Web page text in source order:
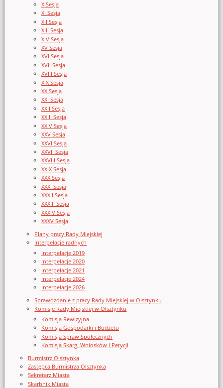
X Sesja
XI Sesja
XII Sesja
XIII Sesja
XIV Sesja
XV Sesja
XVI Sesja
XVII Sesja
XVIII Sesja
XIX Sesja
XX Sesja
XXI Sesja
XXII Sesja
XXIII Sesja
XXIV Sesja
XXV Sesja
XXVI Sesja
XXVII Sesja
XXVIII Sesja
XXIX Sesja
XXX Sesja
XXXI Sesja
XXXII Sesja
XXXIII Sesja
XXXIV Sesja
XXXV Sesja
Plany pracy Rady Miejskiej
Interpelacje radnych
Interpelacje 2019
Interpelacje 2020
Interpelacje 2021
Interpelacje 2024
Interpelacje 2026
Sprawozdanie z pracy Rady Miejskiej w Olsztynku
Komisje Rady Miejskiej w Olsztynku
Komisja Rewizyjna
Komisja Gospodarki i Budżetu
Komisja Spraw Społecznych
Komisja Skarg, Wniosków i Petycji
Burmistrz Olsztynka
Zastępca Burmistrza Olsztynka
Sekretarz Miasta
Skarbnik Miasta